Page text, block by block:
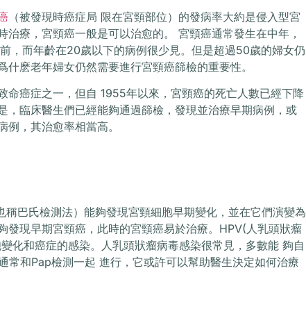
（被發現時癌症局 限在宮頸部位）的發病率大約是侵入型宮
治療，宮頸癌一般是可以治愈的。 宮頸癌通常發生在中年，
，而年齡在20歲以下的病例很少見。但是超過50歲的婦女仍
麽老年婦女仍然需要進行宮頸癌篩檢的重要性。
命癌症之一，但自 1955年以來，宮頸癌的死亡人數已經下降
，臨床醫生們已經能夠通過篩檢，發現並治療早期病例，或
，其治愈率相當高。
巴氏檢測法）能夠發現宮頸細胞早期變化，並在它們演變為
發現早期宮頸癌，此時的宮頸癌易於治療。HPV(人乳頭狀瘤
化和癌症的感染。人乳頭狀瘤病毒感染很常見，多數能 夠自
常和Pap檢測一起 進行，它或許可以幫助醫生決定如何治療